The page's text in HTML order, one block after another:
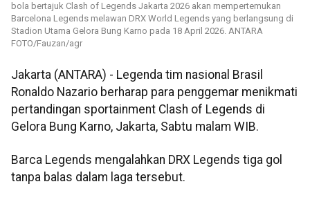
bola bertajuk Clash of Legends Jakarta 2026 akan mempertemukan
Barcelona Legends melawan DRX World Legends yang berlangsung di
Stadion Utama Gelora Bung Karno pada 18 April 2026. ANTARA
FOTO/Fauzan/agr
Jakarta (ANTARA) - Legenda tim nasional Brasil
Ronaldo Nazario berharap para penggemar menikmati
pertandingan sportainment Clash of Legends di
Gelora Bung Karno, Jakarta, Sabtu malam WIB.
Barca Legends mengalahkan DRX Legends tiga gol
tanpa balas dalam laga tersebut.